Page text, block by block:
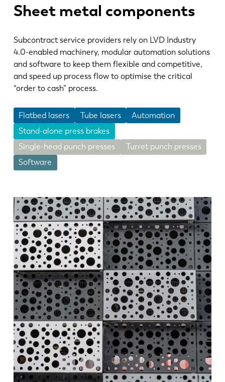
Sheet metal components
Subcontract service providers rely on LVD Industry
4.0-enabled machinery, modular automation solutions
and software to keep them flexible and competitive,
and speed up process flow to optimise the critical
“order to cash” process.
Flatbed lasers Tube lasers
Automation
Stand-alone press brakes
Single-head punch presses
Turret punch presses
Software
EN NL
FR EN-US
DE IT
ES PT-PT